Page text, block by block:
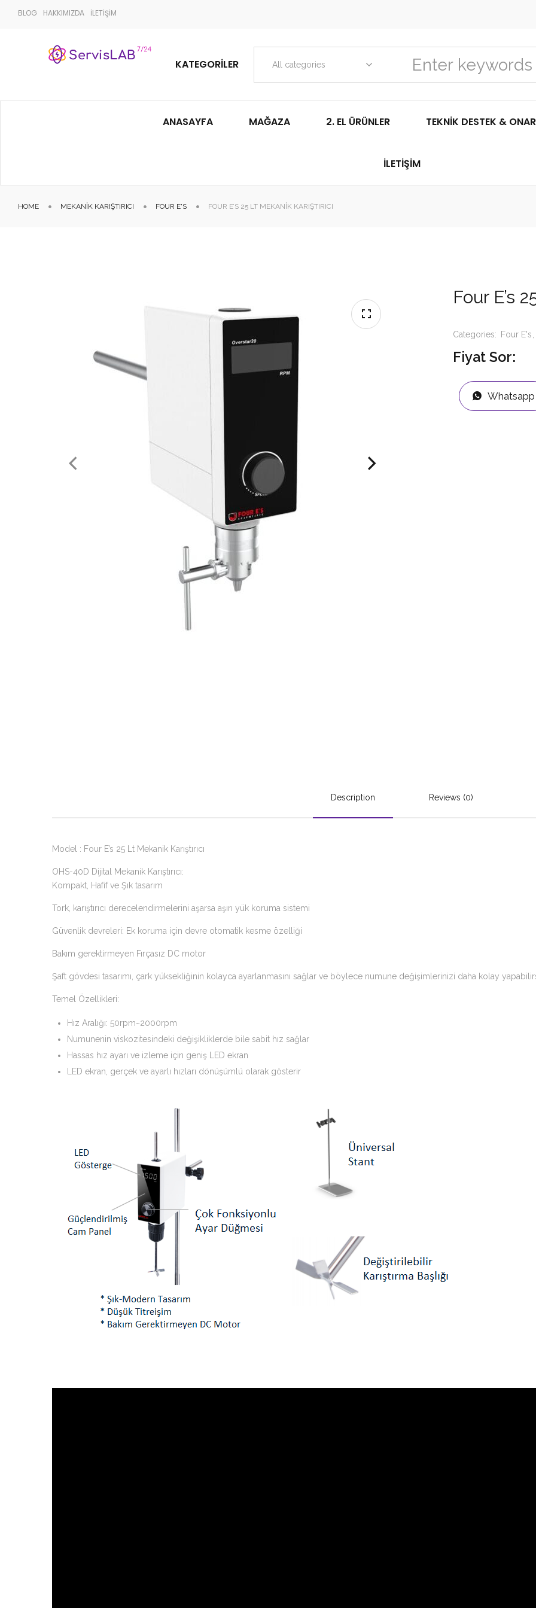
BLOG HAKKIMIZDA İLETİŞİM
KATEGORILER All categories
ANASAYFA MAĞAZA 2. EL ÜRÜNLER TEKNIK DESTEK &
İLETIŞIM
HOME MEKANIK KARIŞTIRICI FOUR E'S FOUR E’S 25 LT MEKANIK KARIŞTIRICI
Four E’s
Categories: Four E's
Fiyat Sor:
Whatsapp
Description Reviews (0)
Model : Four E’s 25 Lt Mekanik Karıştırıcı
OHS-40D Dijital Mekanik Karıştırıcı:
Kompakt, Hafif ve Şık tasarım
Tork, karıştırıcı derecelendirmelerini aşarsa aşırı yük koruma sistemi
Güvenlik devreleri: Ek koruma için devre otomatik kesme özelliği
Bakım gerektirmeyen Fırçasız DC motor
Şaft gövdesi tasarımı, çark yüksekliğinin kolayca ayarlanmasını sağlar ve böylece numune değişimlerinizi daha kolay
Temel Özellikleri:
Hız Aralığı: 50rpm~2000rpm
Numunenin viskozitesindeki değişikliklerde bile sabit hız sağlar
Hassas hız ayarı ve izleme için geniş LED ekran
LED ekran, gerçek ve ayarlı hızları dönüşümlü olarak gösterir